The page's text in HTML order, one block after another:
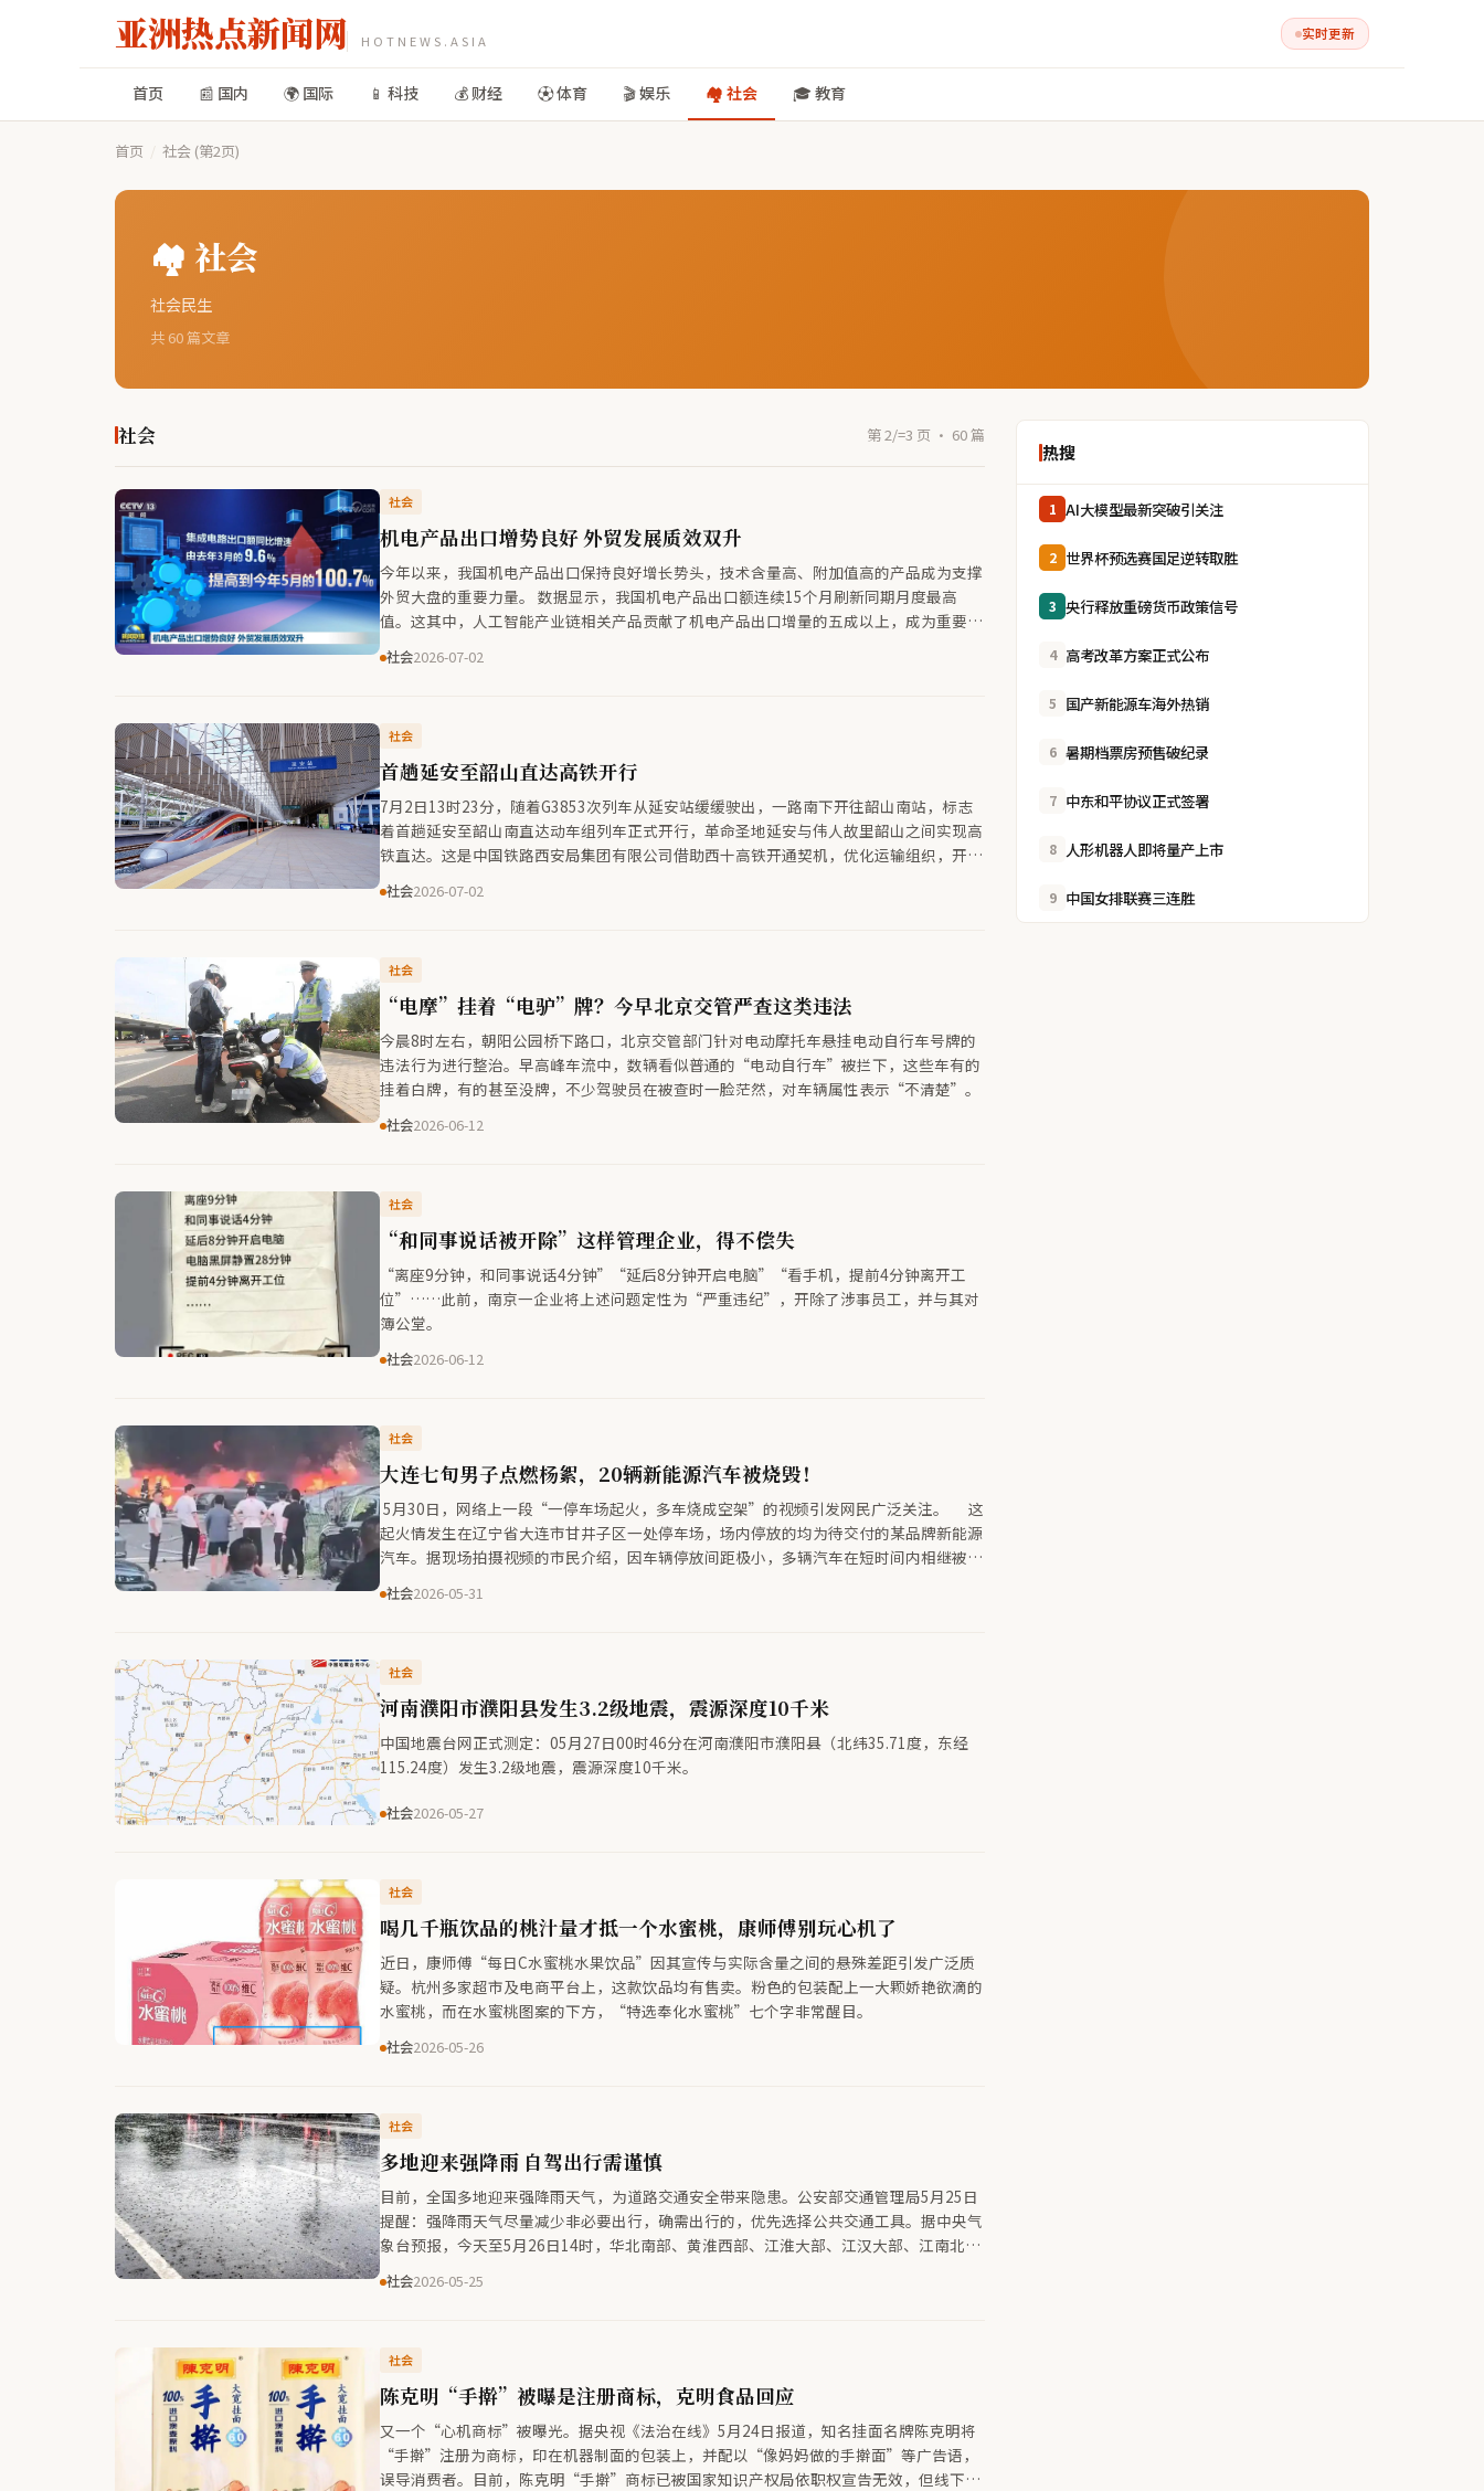
亚洲热点新闻网 HOTNEWS.ASIA 实时更新
首页 📰 国内 🌍 国际 📱 科技 💰 财经 ⚽ 体育 🎬 娱乐 🏘️ 社会 🎓 教育
首页 社会 (第2页)
🏘️ 社会
社会民生
共 60 篇文章
社会 第 2/=3 页 · 60 篇
社会
机电产品出口增势良好 外贸发展质效双升
今年以来，我国机电产品出口保持良好增长势头，技术含量高、附加值高的产品成为支撑
外贸大盘的重要力量。 数据显示，我国机电产品出口额连续15个月刷新同期月度最高
值。这其中，人工智能产业链相关产品贡献了机电产品出口增量的五成以上，成为重要拉
动力。集成电路出口额同比增速由去年3月的9.6%提高到今年5月的100.7%。自动数据处
理设备及其零部件出口额同比增速也由1.9%提高到58.2%。 过去烧柴油、靠人工操作的
达到63.6%，同比提高3.6个百分点。
社会2026-07-02
社会
首趟延安至韶山直达高铁开行
7月2日13时23分，随着G3853次列车从延安站缓缓驶出，一路南下开往韶山南站，标志
着首趟延安至韶山南直达动车组列车正式开行，革命圣地延安与伟人故里韶山之间实现高
铁直达。这是中国铁路西安局集团有限公司借助西十高铁开通契机，优化运输组织，开行
红色城市间直达动车组列车的最新举措，为助力暑期研学游、亲子游、红色游提供全新选
择。
社会2026-07-02
社会
“电摩”挂着“电驴”牌？今早北京交管严查这类违法
今晨8时左右，朝阳公园桥下路口，北京交管部门针对电动摩托车悬挂电动自行车号牌的
违法行为进行整治。早高峰车流中，数辆看似普通的“电动自行车”被拦下，这些车有的
挂着白牌，有的甚至没牌，不少驾驶员在被查时一脸茫然，对车辆属性表示“不清楚”。
社会2026-06-12
社会
“和同事说话被开除”这样管理企业，得不偿失
“离座9分钟，和同事说话4分钟”“延后8分钟开启电脑”“看手机，提前4分钟离开工
位”……此前，南京一企业将上述问题定性为“严重违纪”，开除了涉事员工，并与其对
簿公堂。
社会2026-06-12
社会
大连七旬男子点燃杨絮，20辆新能源汽车被烧毁！
5月30日，网络上一段“一停车场起火，多车烧成空架”的视频引发网民广泛关注。 这
起火情发生在辽宁省大连市甘井子区一处停车场，场内停放的均为待交付的某品牌新能源
汽车。据现场拍摄视频的市民介绍，因车辆停放间距极小，多辆汽车在短时间内相继被引
燃。现场群众第一时间拨打119、110报警，消防人员与辖区民警迅速抵达现场，火情很
快被扑灭。此次事故共造成20辆新能源汽车严重受损，部分车辆仅剩焦黑骨架，事故未造
社会2026-05-31
社会
河南濮阳市濮阳县发生3.2级地震，震源深度10千米
中国地震台网正式测定：05月27日00时46分在河南濮阳市濮阳县（北纬35.71度，东经
115.24度）发生3.2级地震，震源深度10千米。
社会2026-05-27
社会
喝几千瓶饮品的桃汁量才抵一个水蜜桃，康师傅别玩心机了
近日，康师傅“每日C水蜜桃水果饮品”因其宣传与实际含量之间的悬殊差距引发广泛质
疑。杭州多家超市及电商平台上，这款饮品均有售卖。粉色的包装配上一大颗娇艳欲滴的
水蜜桃，而在水蜜桃图案的下方，“特选奉化水蜜桃”七个字非常醒目。
社会2026-05-26
社会
多地迎来强降雨 自驾出行需谨慎
目前，全国多地迎来强降雨天气，为道路交通安全带来隐患。公安部交通管理局5月25日
提醒：强降雨天气尽量减少非必要出行，确需出行的，优先选择公共交通工具。据中央气
象台预报，今天至5月26日14时，华北南部、黄淮西部、江淮大部、江汉大部、江南北部
及重庆中北部等地部分地区有大到暴雨，其中部分地区有大暴雨、特大暴雨，并伴有短时
强降水、雷暴大风或冰雹等强对流天气。
社会2026-05-25
社会
陈克明“手擀”被曝是注册商标，克明食品回应
又一个“心机商标”被曝光。据央视《法治在线》5月24日报道，知名挂面名牌陈克明将
“手擀”注册为商标，印在机器制面的包装上，并配以“像妈妈做的手擀面”等广告语，
误导消费者。目前，陈克明“手擀”商标已被国家知识产权局依职权宣告无效，但线下仍
热搜
1 AI大模型最新突破引关注
2 世界杯预选赛国足逆转取胜
3 央行释放重磅货币政策信号
4 高考改革方案正式公布
5 国产新能源车海外热销
6 暑期档票房预售破纪录
7 中东和平协议正式签署
8 人形机器人即将量产上市
9 中国女排联赛三连胜